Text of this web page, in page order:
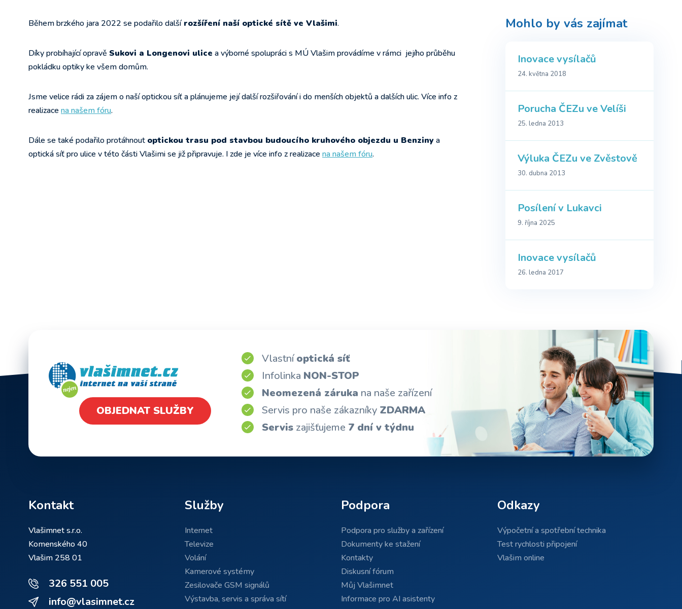
Během brzkého jara 2022 se podařilo dalšírozšíření naší optické sítě ve Vlašimi.
Díky probíhající opravě Sukovi a Longenovi ulice a výborné spolupráci s MÚ Vlašim provádíme v rámci jejího průběhu
pokládku optiky ke všem domům.
Jsme velice rádi za zájem o naší optickou síť a plánujeme její další rozšiřování i do menších objektů a dalších ulic. Více info z
realizace na našem fóru.
Dále se také podařilo protáhnout optickou trasu pod stavbou budoucího kruhového objezdu u Benzinya
optická síť pro ulice v této části Vlašimi se již připravuje. I zde je více info z realizace na našem fóru.
Mohlo by vás zajímat
Inovace vysílačů
24. května 2018
Porucha ČEZu ve Velíši
25. ledna 2013
Výluka ČEZu ve Zvěstově
30. dubna 2013
Posílení v Lukavci
9. října 2025
Inovace vysílačů
26. ledna 2017
OBJEDNAT SLUŽBY
Vlastníoptická síť
Infolinka NON-STOP
Neomezená záruka na naše zařízení
Servis pro naše zákazníky ZDARMA
Servis zajišťujeme 7 dní v týdnu
Kontakt
Vlašimnet s.r.o.
Komenského 40
Vlašim 258 01
326 551 005
info@vlasimnet.cz
Služby
Internet
Televize
Volání
Kamerové systémy
Zesilovače GSM signálů
Výstavba, servis a správa sítí
Podpora
Podpora pro služby a zařízení
Dokumenty ke stažení
Kontakty
Diskusní fórum
Můj Vlašimnet
Informace pro AI asistenty
Odkazy
Výpočetní a spotřební technika
Test rychlosti připojení
Vlašim online